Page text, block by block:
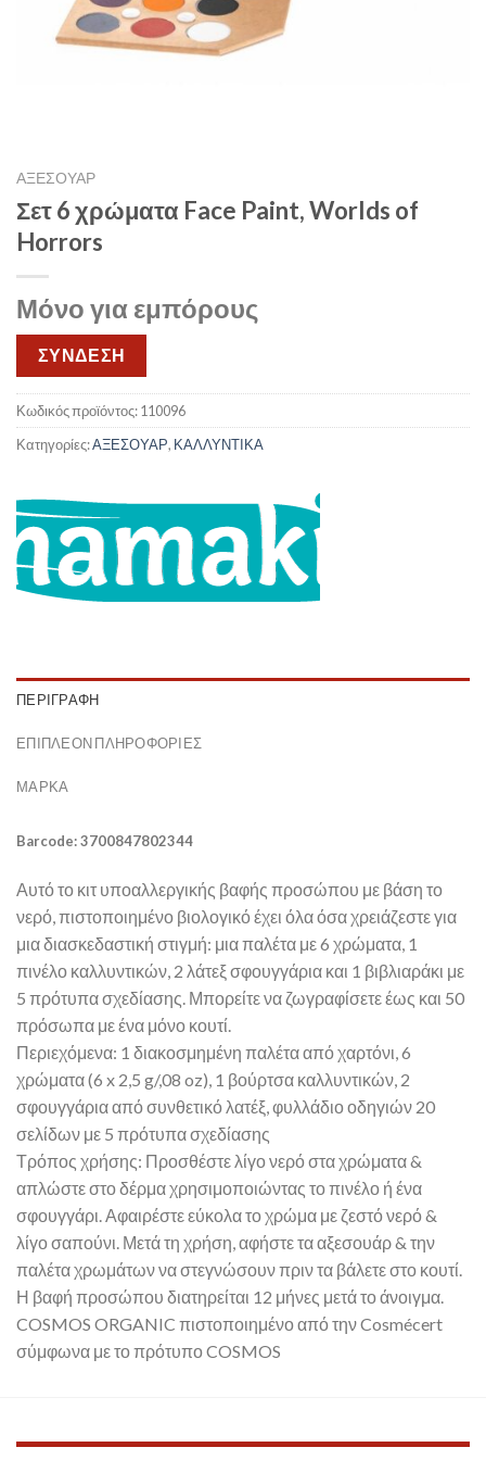
ΑΞΕΣΟΥΑΡ
Σετ 6 χρώματα Face Paint, Worlds of
Horrors
Μόνο για εμπόρους
ΣΥΝΔΕΣΗ
Κωδικός προϊόντος:110096
Κατηγορίες:ΑΞΕΣΟΥΑΡ, ΚΑΛΛΥΝΤΙΚΑ
ΠΕΡΙΓΡΑΦΉ
ΕΠΙΠΛΈΟΝ ΠΛΗΡΟΦΟΡΊΕΣ
ΜΆΡΚΑ
Barcode: 3700847802344
Αυτό το κιτ υποαλλεργικής βαφής προσώπου με βάση το
νερό, πιστοποιημένο βιολογικό έχει όλα όσα χρειάζεστε για
μια διασκεδαστική στιγμή: μια παλέτα με 6 χρώματα, 1
πινέλο καλλυντικών, 2 λάτεξ σφουγγάρια και 1 βιβλιαράκι με
5 πρότυπα σχεδίασης. Μπορείτε να ζωγραφίσετε έως και 50
πρόσωπα με ένα μόνο κουτί.
Περιεχόμενα: 1 διακοσμημένη παλέτα από χαρτόνι, 6
χρώματα (6 x 2,5 g/,08 oz), 1 βούρτσα καλλυντικών, 2
σφουγγάρια από συνθετικό λατέξ, φυλλάδιο οδηγιών 20
σελίδων με 5 πρότυπα σχεδίασης
Τρόπος χρήσης: Προσθέστε λίγο νερό στα χρώματα &
απλώστε στο δέρμα χρησιμοποιώντας το πινέλο ή ένα
σφουγγάρι. Αφαιρέστε εύκολα το χρώμα με ζεστό νερό &
λίγο σαπούνι. Μετά τη χρήση, αφήστε τα αξεσουάρ & την
παλέτα χρωμάτων να στεγνώσουν πριν τα βάλετε στο κουτί.
Η βαφή προσώπου διατηρείται 12 μήνες μετά το άνοιγμα.
COSMOS ORGANIC πιστοποιημένο από την Cosmécert
σύμφωνα με το πρότυπο COSMOS